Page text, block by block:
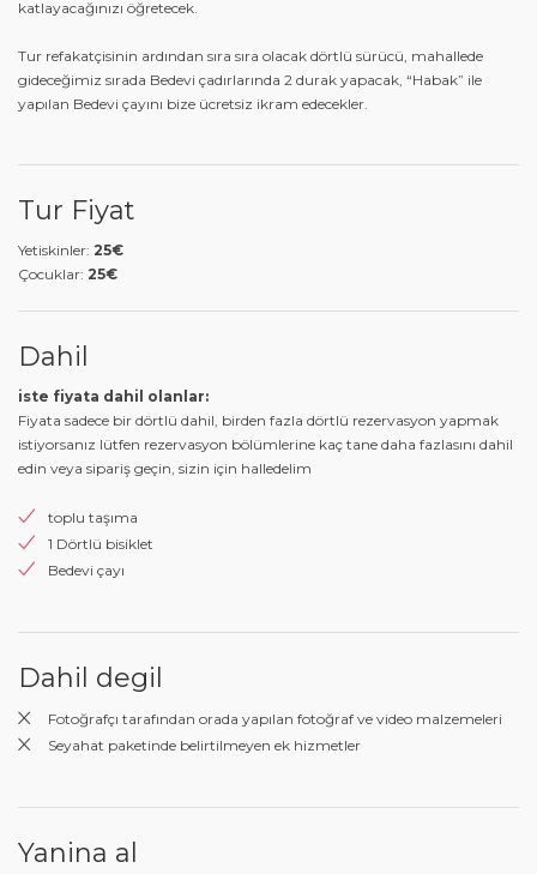
katlayacağınızı öğretecek.
Tur refakatçisinin ardından sıra sıra olacak dörtlü sürücü, mahallede
gideceğimiz sırada Bedevi çadırlarında 2 durak yapacak, “Habak” ile
yapılan Bedevi çayını bize ücretsiz ikram edecekler.
Tur Fiyat
Yetiskinler: 25€
Çocuklar: 25€
Dahil
iste fiyata dahil olanlar:
Fiyata sadece bir dörtlü dahil, birden fazla dörtlü rezervasyon yapmak
istiyorsanız lütfen rezervasyon bölümlerine kaç tane daha fazlasını dahil
edin veya sipariş geçin, sizin için halledelim
toplu taşıma
1 Dörtlü bisiklet
Bedevi çayı
Dahil degil
Fotoğrafçı tarafından orada yapılan fotoğraf ve video malzemeleri
Seyahat paketinde belirtilmeyen ek hizmetler
Yanina al